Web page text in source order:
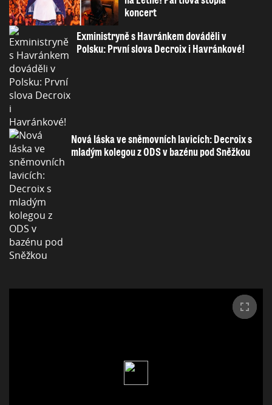
koncert
Exministryně s Havránkem dováděli v
Polsku: První slova Decroix i Havránkové!
Nová láska ve sněmovních lavicích: Decroix s
mladým kolegou z ODS v bazénu pod Sněžkou